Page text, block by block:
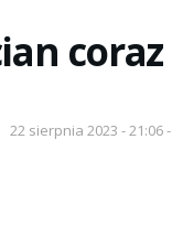
22 sierpnia 2023 - 21:06